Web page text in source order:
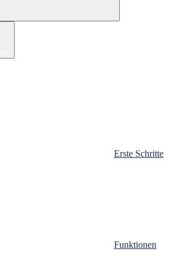
Erste Schritte
Funktionen